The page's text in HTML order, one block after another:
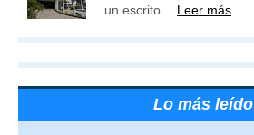
un escrito… Leer más
Lo más leído